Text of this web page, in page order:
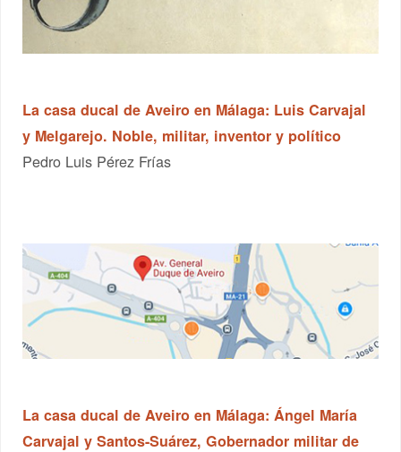
La casa ducal de Aveiro en Málaga: Luis Carvajal
y Melgarejo. Noble, militar, inventor y político
Pedro Luis Pérez Frías
La casa ducal de Aveiro en Málaga: Ángel María
Carvajal y Santos-Suárez, Gobernador militar de